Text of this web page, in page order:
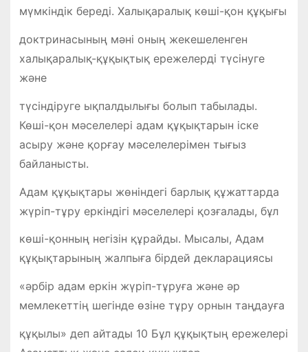
мүмкіндік береді. Халықаралық көші-қон құқығы
доктринасының мәні оның жекешеленген
халықаралық-құқықтық ережелерді түсінуге
және
түсіндіруге ықпалдылығы болып табылады.
Көші-қон мәселелері адам құқықтарын іске
асыру және қорғау мәселелерімен тығыз
байланысты.
Адам құқықтары жөніндегі барлық құжаттарда
жүріп-тұру еркіндігі мәселелері қозғалады, бұл
көші-қонның негізін құрайды. Мысалы, Адам
құқықтарының жалпыға бірдей декларациясы
«әрбір адам еркін жүріп-тұруға және әр
мемлекеттің шегінде өзіне тұру орнын таңдауға
құқылы» деп айтады 10 Бұл құқықтың ережелері